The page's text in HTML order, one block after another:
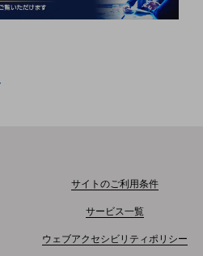
サイトのご利用条件
サービス一覧
ウェブアクセシビリティポリシー